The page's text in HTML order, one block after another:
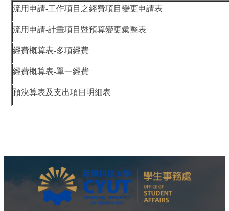
流用申請-工作項目之經費項目變更申請表
流用申請-計畫項目暨預算變更彙整表
經費概算表-多項經費
經費概算表-單一經費
預決算表及支出項目明細表